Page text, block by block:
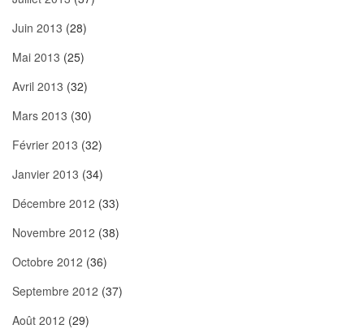
Juin 2013 (28)
Mai 2013 (25)
Avril 2013 (32)
Mars 2013 (30)
Février 2013 (32)
Janvier 2013 (34)
Décembre 2012 (33)
Novembre 2012 (38)
Octobre 2012 (36)
Septembre 2012 (37)
Août 2012 (29)